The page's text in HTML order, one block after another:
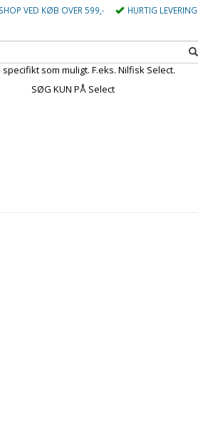
VED KØB OVER 599,- HURTIG LEVERING
specifikt som muligt. F.eks. Nilfisk Select.
SØG KUN PÅ Select